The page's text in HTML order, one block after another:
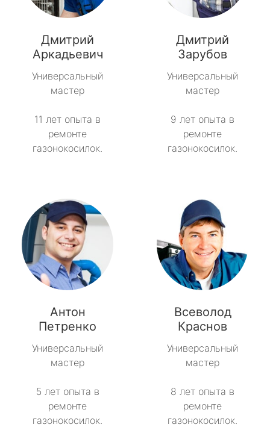
Дмитрий
Аркадьевич
Универсальный
мастер
11 лет опыта в
ремонте
газонокосилок.
Дмитрий
Зарубов
Универсальный
мастер
9 лет опыта в
ремонте
газонокосилок.
Антон
Петренко
Универсальный
мастер
5 лет опыта в
ремонте
газонокосилок.
Всеволод
Краснов
Универсальный
мастер
8 лет опыта в
ремонте
газонокосилок.